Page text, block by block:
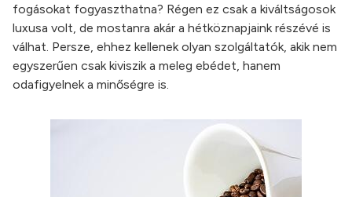
fogásokat fogyaszthatna? Régen ez csak a kiváltságosok
luxusa volt, de mostanra akár a hétköznapjaink részévé is
válhat. Persze, ehhez kellenek olyan szolgáltatók, akik nem
egyszerűen csak kiviszik a meleg ebédet, hanem
odafigyelnek a minőségre is.